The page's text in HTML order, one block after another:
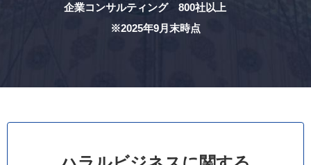
企業コンサルティング 800社以上
※2025年9月末時点